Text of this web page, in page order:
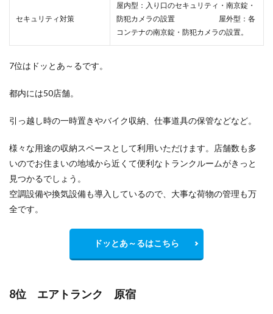
セキュリティ対策
屋内型：入り口のセキュリティ・南京錠・
防犯カメラの設置 屋外型：各
コンテナの南京錠・防犯カメラの設置。
7位はドッとあ～るです。
都内には50店舗。
引っ越し時の一時置きやバイク収納、仕事道具の保管などなど。
様々な用途の収納スペースとして利用いただけます。店舗数も多
いのでお住まいの地域から近くて便利なトランクルームがきっと
見つかるでしょう。
空調設備や換気設備も導入しているので、大事な荷物の管理も万
全です。
ドッとあ～るはこちら
8位 エアトランク 原宿